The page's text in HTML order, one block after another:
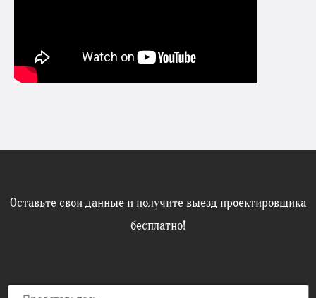
Оставьте свои данные и получите выезд проектировщика
бесплатно!